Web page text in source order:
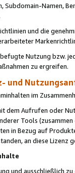
Subdomain-Namen,
und die
Nutzung bzw.
zu ergreifen.
und
im
dem Aufrufen oder
Tools (zusammen
in Bezug auf
an diese Lizenz
und ausschließlich